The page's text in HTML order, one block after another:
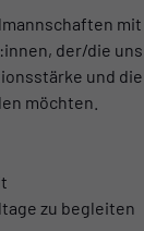
der/die
und
möchten.
zu begleiten